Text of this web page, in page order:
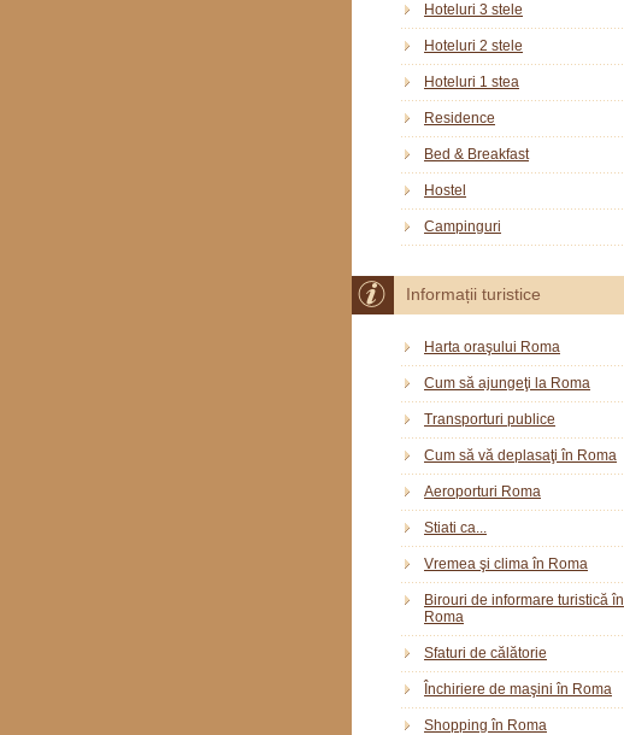
Hoteluri 3 stele
Hoteluri 2 stele
Hoteluri 1 stea
Residence
Bed & Breakfast
Hostel
Campinguri
Informații turistice
Harta oraşului Roma
Cum să ajungeţi la Roma
Transporturi publice
Cum să vă deplasaţi în Roma
Aeroporturi Roma
Stiati ca...
Vremea şi clima în Roma
Birouri de informare turistică în
Roma
Sfaturi de călătorie
Închiriere de maşini în Roma
Shopping în Roma